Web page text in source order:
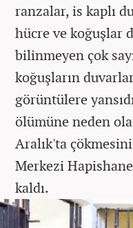
ranzalar, is kaplı
hücre ve koğuşlar
bilinmeyen çok
koğuşların
görüntülere
ölümüne neden
Aralık'ta
Merkezi
kaldı.